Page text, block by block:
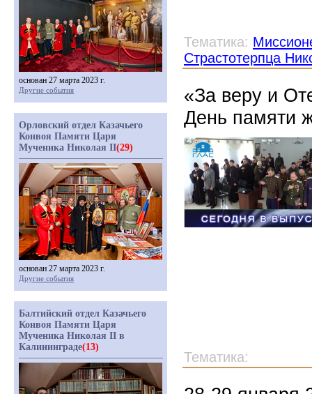
Тематика:
Страстотерпца
«За веру и
День памяти
Тематика:
основан 27 марта 2023 г.
Другие события
Орловский отдел Казачьего
Конвоя Памяти Царя
Мученика Николая II(29)
основан 27 марта 2023 г.
Другие события
Балтийский отдел Казачьего
Конвоя Памяти Царя
Мученика Николая II в
Калининграде(13)